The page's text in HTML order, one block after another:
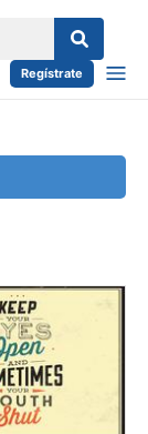
Regístrate